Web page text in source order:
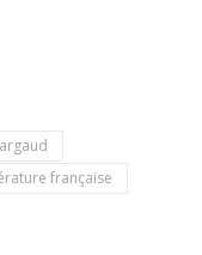
française